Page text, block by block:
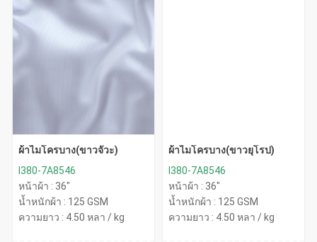
ผ้าไมโครบาง(ขาวจั๊วะ)
I380-7A8546
หน้าผ้า : 36"
น้ำหนักผ้า : 125 GSM
ความยาว : 4.50 หลา / kg
ผ้าไมโครบาง(ขาวยุโรป)
I380-7A8546
หน้าผ้า : 36"
น้ำหนักผ้า : 125 GSM
ความยาว : 4.50 หลา / kg